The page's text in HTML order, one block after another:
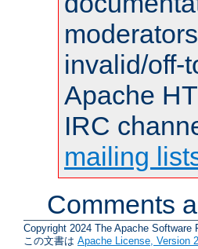
invalid/off-
Apache
IRC
mailing
Comments
Copyright 2024 The Apache Software
この文書は Apache License, Version